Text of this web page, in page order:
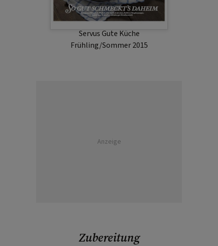
Servus Gute Küche
Frühling/Sommer 2015
Anzeige
Zubereitung